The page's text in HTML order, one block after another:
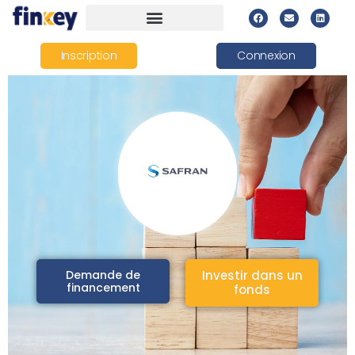
Inscription Connexion
Demande de
financement
Investir dans un
fonds